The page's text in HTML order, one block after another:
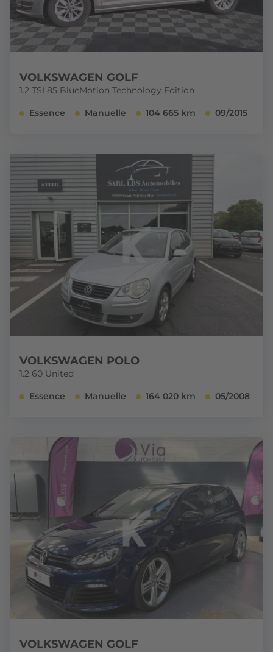
VOLKSWAGEN GOLF
1.2 TSI 85 BlueMotion Technology Edition
Essence Manuelle 104 665 km 09/2015
VOLKSWAGEN POLO
1.2 60 United
Essence Manuelle 164 020 km 05/2008
VOLKSWAGEN GOLF